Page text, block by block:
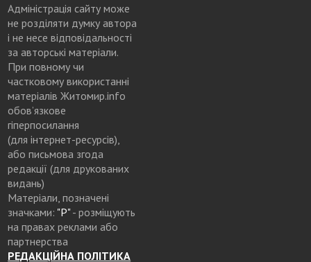
Адміністрація сайту може
не розділяти думку автора
і не несе відповідальності
за авторські матеріали.
При повному чи
частковому використанні
матеріалів Житомир.info
обов’язкове
гіперпосилання
(для інтернет-ресурсів),
або письмова згода
редакції (для друкованих
видань)
Матеріали, позначені
значками: "Р"- розміщують
на правах реклами або
партнерства
РЕДАКЦІЙНА ПОЛІТИКА